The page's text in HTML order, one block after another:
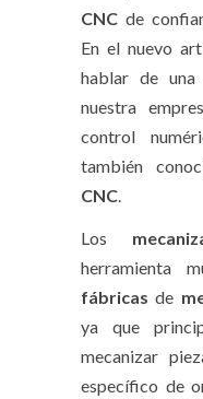
CNC de
En el nuevo
hablar de una
nuestra
control
también
CNC
Los
herramienta
fábricas de
ya que
mecanizar
específico de